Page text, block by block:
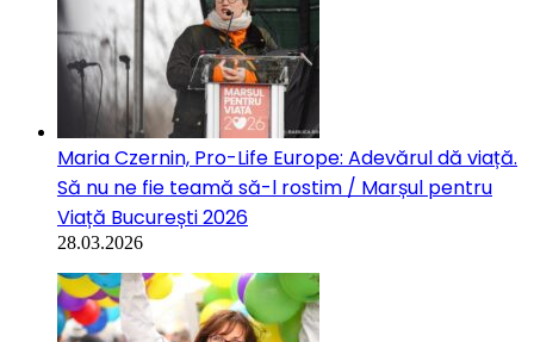
Maria Czernin, Pro-Life Europe: Adevărul dă viață.
Să nu ne fie teamă să-l rostim / Marșul pentru
Viață București 2026
28.03.2026